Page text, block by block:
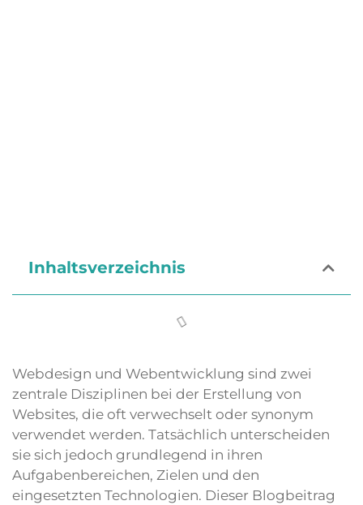
Inhaltsverzeichnis
Webdesign und Webentwicklung sind zwei
zentrale Disziplinen bei der Erstellung von
Websites, die oft verwechselt oder synonym
verwendet werden. Tatsächlich unterscheiden
sie sich jedoch grundlegend in ihren
Aufgabenbereichen, Zielen und den
eingesetzten Technologien. Dieser Blogbeitrag